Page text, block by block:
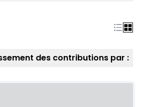
des contributions par :